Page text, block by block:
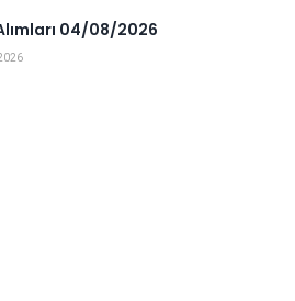
04/08/2026